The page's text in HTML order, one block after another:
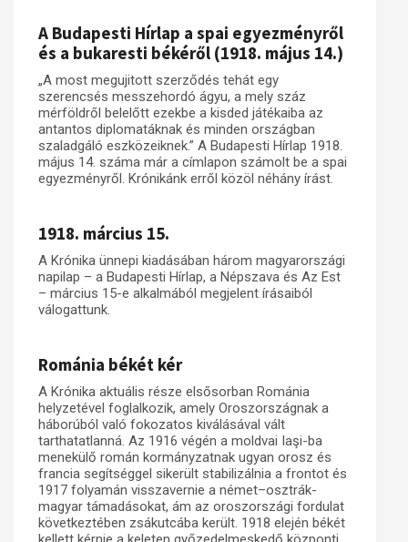
A Budapesti Hírlap a spai egyezményről
és a bukaresti békéről (1918. május 14.)
„A most megujitott szerződés tehát egy
szerencsés messzehordó ágyu, a mely száz
mérföldről belelőtt ezekbe a kisded játékaiba az
antantos diplomatáknak és minden országban
szaladgáló eszközeiknek.” A Budapesti Hírlap 1918.
május 14. száma már a címlapon számolt be a spai
egyezményről. Krónikánk erről közöl néhány írást.
1918. március 15.
A Krónika ünnepi kiadásában három magyarországi
napilap – a Budapesti Hírlap, a Népszava és Az Est
– március 15-e alkalmából megjelent írásaiból
válogattunk.
Románia békét kér
A Krónika aktuális része elsősorban Románia
helyzetével foglalkozik, amely Oroszországnak a
háborúból való fokozatos kiválásával vált
tarthatatlanná. Az 1916 végén a moldvai Iaşi-ba
menekülő román kormányzatnak ugyan orosz és
francia segítséggel sikerült stabilizálnia a frontot és
1917 folyamán visszavernie a német–osztrák-
magyar támadásokat, ám az oroszországi fordulat
következtében zsákutcába került. 1918 elején békét